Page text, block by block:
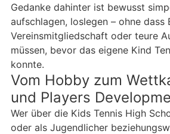
Gedanke dahinter ist bewusst
aufschlagen, loslegen – ohne dass
Vereinsmitgliedschaft oder teure
müssen, bevor das eigene Kind
konnte.
Vom Hobby zum
und Players
Wer über die Kids Tennis High
oder als Jugendlicher